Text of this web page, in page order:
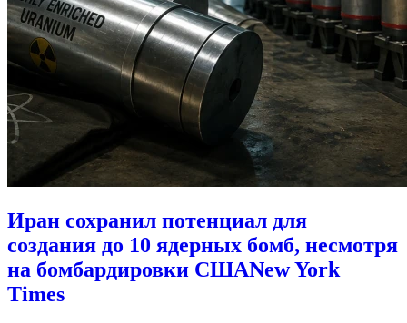
Иран сохранил потенциал для
создания до 10 ядерных бомб, несмотря
на бомбардировки СШАNew York
Times